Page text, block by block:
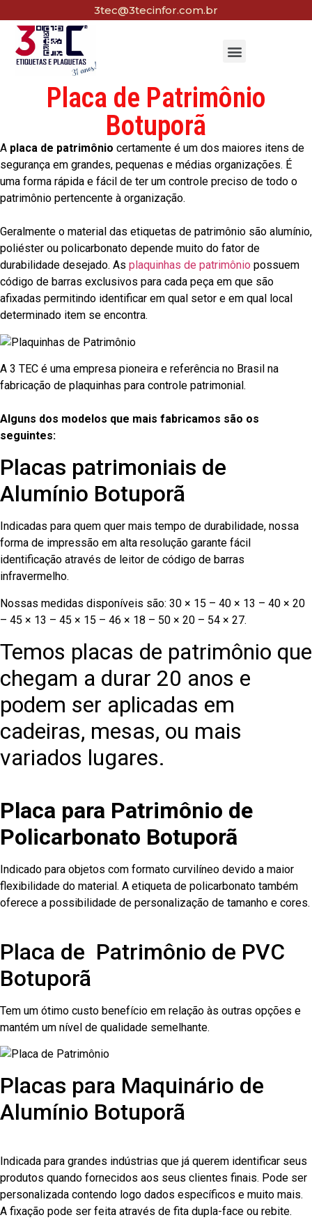
3tec@3tecinfor.com.br
Placa de Patrimônio
Botuporã
A placa de patrimônio certamente é um dos maiores itens de
segurança em grandes, pequenas e médias organizações. É
uma forma rápida e fácil de ter um controle preciso de todo o
patrimônio pertencente à organização.
Geralmente o material das etiquetas de patrimônio são alumínio,
poliéster ou policarbonato depende muito do fator de
durabilidade desejado. As plaquinhas de patrimônio possuem
código de barras exclusivos para cada peça em que são
afixadas permitindo identificar em qual setor e em qual local
determinado item se encontra.
A 3 TEC é uma empresa pioneira e referência no Brasil na
fabricação de plaquinhas para controle patrimonial.
Alguns dos modelos que mais fabricamos são os
seguintes:
Placas patrimoniais de
Alumínio Botuporã
Indicadas para quem quer mais tempo de durabilidade, nossa
forma de impressão em alta resolução garante fácil
identificação através de leitor de código de barras
infravermelho.
Nossas medidas disponíveis são: 30 × 15 – 40 × 13 – 40 × 20
– 45 × 13 – 45 × 15 – 46 × 18 – 50 × 20 – 54 × 27.
Temos placas de patrimônio que
chegam a durar 20 anos e
podem ser aplicadas em
cadeiras, mesas, ou mais
variados lugares.
Placa para Patrimônio de
Policarbonato Botuporã
Indicado para objetos com formato curvilíneo devido a maior
flexibilidade do material. A etiqueta de policarbonato também
oferece a possibilidade de personalização de tamanho e cores.
Placa de Patrimônio de PVC
Botuporã
Tem um ótimo custo benefício em relação às outras opções e
mantém um nível de qualidade semelhante.
Placas para Maquinário de
Alumínio Botuporã
Indicada para grandes indústrias que já querem identificar seus
produtos quando fornecidos aos seus clientes finais. Pode ser
personalizada contendo logo dados específicos e muito mais.
A fixação pode ser feita através de fita dupla-face ou rebite.